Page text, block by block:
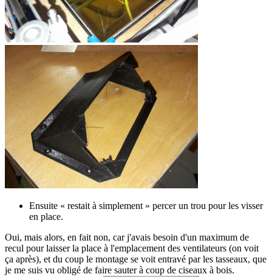
Ensuite « restait à simplement » percer un trou pour les visser
en place.
Oui, mais alors, en fait non, car j'avais besoin d'un maximum de
recul pour laisser la place à l'emplacement des ventilateurs (on voit
ça après), et du coup le montage se voit entravé par les tasseaux, que
je me suis vu obligé de faire sauter à coup de ciseaux à bois.